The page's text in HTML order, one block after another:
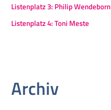
Listenplatz 3: Philip Wendeborn
Listenplatz 4: Toni Meste
Archiv